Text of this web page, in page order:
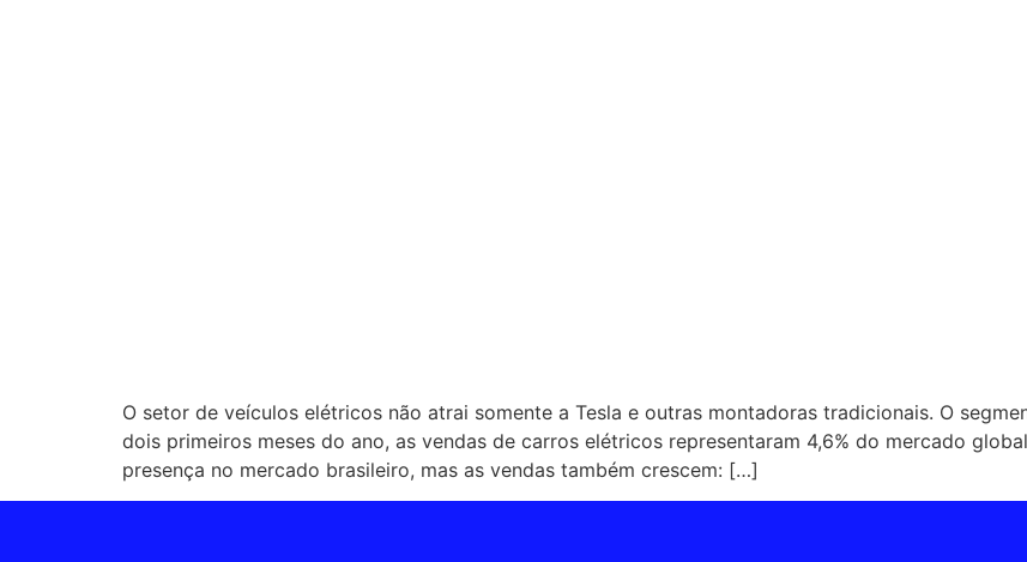
O setor de veículos elétricos não atrai somente a Tesla e outras montadoras tradicionais. O
dois primeiros meses do ano, as vendas de carros elétricos representaram 4,6% do mercado
presença no mercado brasileiro, mas as vendas também crescem: […]